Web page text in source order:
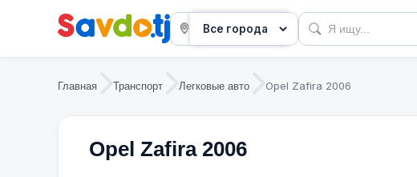
Главная Транспорт Легковые авто Opel Zafira 2006
Opel Zafira 2006